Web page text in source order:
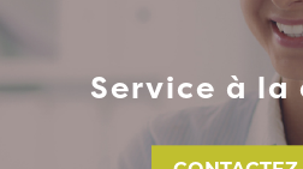
Service à